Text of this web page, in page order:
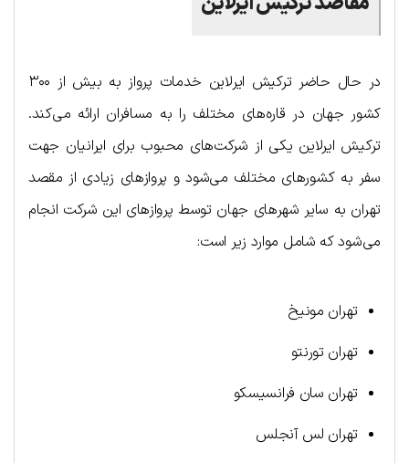
در حال حاضر ترکیش ایرلاین خدمات پرواز به بیش از ۳۰۰
کشور جهان در قاره‌های مختلف را به مسافران ارائه می‌کند.
ترکیش ایرلاین یکی از شرکت‌های محبوب برای ایرانیان جهت
سفر به کشورهای مختلف می‌شود و پروازهای زیادی از مقصد
تهران به سایر شهرهای جهان توسط پروازهای این شرکت انجام
می‌شود که شامل موارد زیر است:
تهران مونیخ
تهران تورنتو
تهران سان فرانسیسکو
تهران لس آنجلس